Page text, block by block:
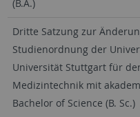
(B.A.)
Dritte Satzung zur
Studienordnung der
Universität Stuttgart für
Medizintechnik mit
Bachelor of Science (B. Sc.)